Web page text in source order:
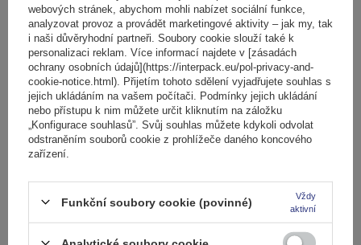
Střešní nosič Mont Blanc Supra 2
2 189,00 Kčs DPH
Produkt dostupný ve velkém množství
Přidat
košíku
webových stránek, abychom mohli nabízet sociální funkce,
analyzovat provoz a provádět marketingové aktivity – jak my, tak
i naši důvěryhodní partneři. Soubory cookie slouží také k
personalizaci reklam. Více informací najdete v [zásadách
ochrany osobních údajů](https://interpack.eu/pol-privacy-and-
cookie-notice.html). Přijetím tohoto sdělení vyjadřujete souhlas s
jejich ukládáním na vašem počítači. Podmínky jejich ukládání
nebo přístupu k nim můžete určit kliknutím na záložku
„Konfigurace souhlasů”. Svůj souhlas můžete kdykoli odvolat
odstraněním souborů cookie z prohlížeče daného koncového
zařízení.
Funkční soubory cookie (povinné)
Vždy
aktivní